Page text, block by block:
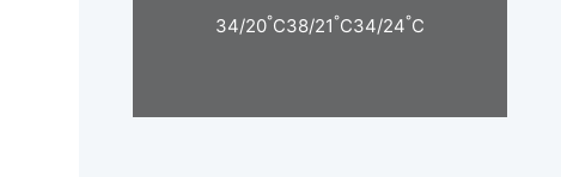
34/20°C38/21°C34/24°C